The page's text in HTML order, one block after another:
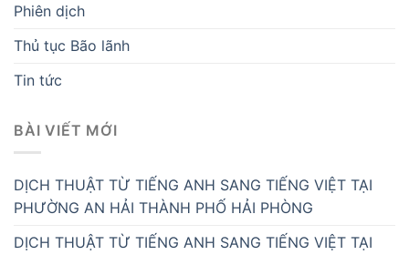
Phiên dịch
Thủ tục Bão lãnh
Tin tức
BÀI VIẾT MỚI
DỊCH THUẬT TỪ TIẾNG ANH SANG TIẾNG VIỆT TẠI
PHƯỜNG AN HẢI THÀNH PHỐ HẢI PHÒNG
DỊCH THUẬT TỪ TIẾNG ANH SANG TIẾNG VIỆT TẠI